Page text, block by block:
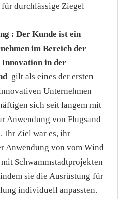
durchlässige Ziegel
: Der Kunde ist ein
im Bereich der
Innovation in der
gilt als eines der ersten
Unternehmen
sich seit langem mit
Anwendung von Flugsand
Ihr Ziel war es, ihr
Anwendung von vom Wind
Schwammstadtprojekten
sie die Ausrüstung für
individuell anpassten.